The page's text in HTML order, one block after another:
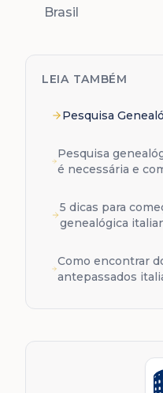
Brasil
LEIA TAMBÉM
Pesquisa
Pesquisa
é necessária e
5 dicas para
genealógica
Como encontrar
antepassados